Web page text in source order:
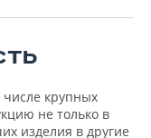
крупных
не только в
изделия в другие